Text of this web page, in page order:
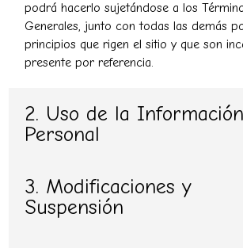
podrá hacerlo sujetándose a los
Generales, junto con todas las demás
principios que rigen el sitio y que son
presente por referencia.
2. Uso de la Información
Personal
3. Modificaciones y
Suspensión